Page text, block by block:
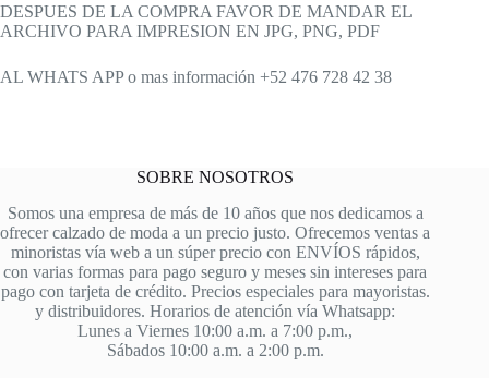
DESPUES DE LA COMPRA FAVOR DE MANDAR EL
ARCHIVO PARA IMPRESION EN JPG, PNG, PDF
AL WHATS APP o mas información +52 476 728 42 38
SOBRE NOSOTROS
Somos una empresa de más de 10 años que nos dedicamos a
ofrecer calzado de moda a un precio justo. Ofrecemos ventas a
minoristas vía web a un súper precio con ENVÍOS rápidos,
con varias formas para pago seguro y meses sin intereses para
pago con tarjeta de crédito. Precios especiales para mayoristas.
y distribuidores. Horarios de atención vía Whatsapp:
Lunes a Viernes 10:00 a.m. a 7:00 p.m.,
Sábados 10:00 a.m. a 2:00 p.m.